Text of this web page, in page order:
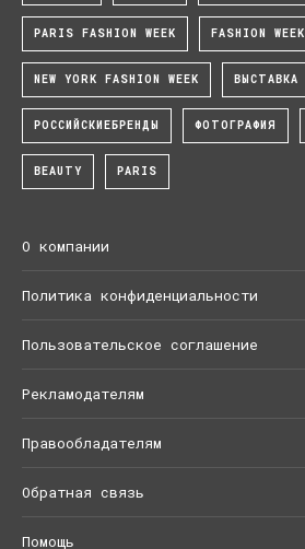
PARIS FASHION WEEK FASHION WEEK
NEW YORK FASHION WEEK ВЫСТАВКА
РОССИЙСКИЕБРЕНДЫ ФОТОГРАФИЯ
BEAUTY PARIS
О компании
Политика конфиденциальности
Пользовательское соглашение
Рекламодателям
Правообладателям
Обратная связь
Помощь